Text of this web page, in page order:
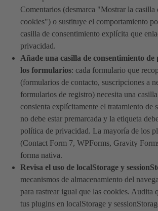
Comentarios (desmarca "Mostrar la casilla
cookies") o sustituye el comportamiento
casilla de consentimiento explícita que
privacidad.
Añade una casilla de consentimiento
los formularios: cada formulario que
(formularios de contacto, suscripciones a
formularios de registro) necesita una
consienta explícitamente el tratamiento de
no debe estar premarcada y la etiqueta
política de privacidad. La mayoría de los
(Contact Form 7, WPForms, Gravity
forma nativa.
Revisa el uso de localStorage y
mecanismos de almacenamiento del
para rastrear igual que las cookies. Audita
tus plugins en localStorage y